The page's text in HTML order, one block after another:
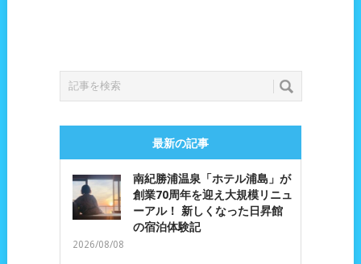
最新の記事
南紀勝浦温泉「ホテル浦島」が
創業70周年を迎え大規模リニュ
ーアル！ 新しくなった日昇館
の宿泊体験記
2026/08/08